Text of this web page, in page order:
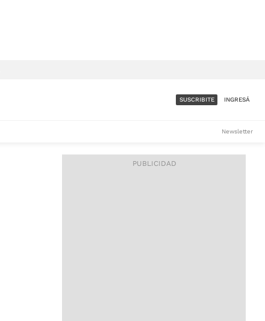
ACCESO FULL - $1.800/MES
SUSCRIBITE INGRESÁ
Newsletter